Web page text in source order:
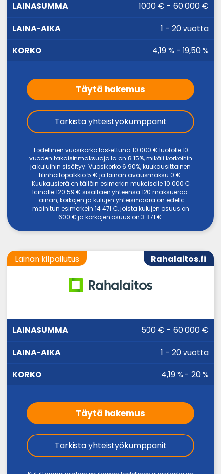
LAINASUMMA KORKO1000 € - 60 000 €
1 - 20 vuotta
4,19 % - 19,50 %
Täytä hakemus
Tarkista yhteistyökumppanit
Todellinen vuosikorko laskettuna 10 000 € luotolle 10
vuoden takaisinmaksuajalla on 8.15%, mikäli korkoihin
ja kuluihin sisältyy: Vuosikorko 6.90%, kuukausittainen
tilinhoitopalkkio 5 € ja lainan avausmaksu 0 €.
Kuukausierä on tällöin esimerkin mukaiselle 10 000 €
lainalle 120.59 € sisältäen yhteensä 120 maksuerää.
Lainan, korkojen ja kulujen yhteismäärä on edellä
mainitun esimerkein 14 471 €, joista kulujen osuus on
600 € ja korkojen osuus on 3 871 €.
Rahalaitos.fi
Lainan kilpailutus
LAINASUMMA KORKO500 € - 60 000 €
1 - 20 vuotta
4,19 % - 20 %
Täytä hakemus
Tarkista yhteistyökumppanit